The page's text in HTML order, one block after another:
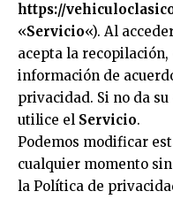
https://
«Servicio«). Al
acepta la
información de
privacidad. Si no da
utilice el Servicio.
Podemos modificar
cualquier momento
la Política de